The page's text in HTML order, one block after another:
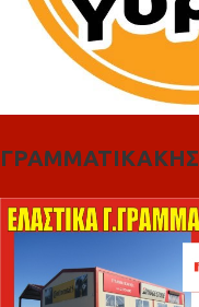
ΓΡΑΜΜΑΤΙΚΑΚΗΣ